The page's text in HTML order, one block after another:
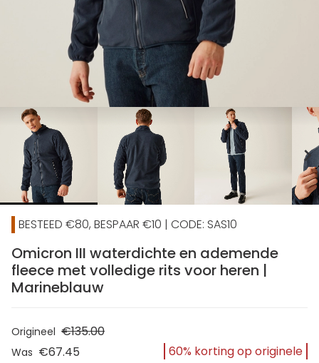
chevron_right
BESTEED €80, BESPAAR €10 | CODE: SAS10
Omicron III waterdichte en ademende
fleece met volledige rits voor heren |
Marineblauw
Origineel €135.00
Was €67.45 60% korting op originele